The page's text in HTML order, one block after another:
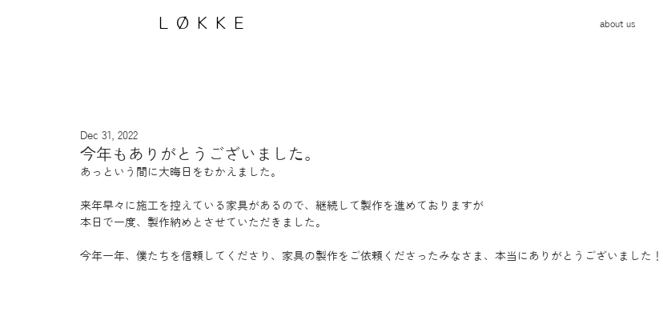
LØKKE about us
今年もありがとうございました。
Dec 31, 2022
あっという間に大晦日をむかえました。
来年早々に施工を控えている家具があるので、継続して製作を進めておりますが
本日で一度、製作納めとさせていただきました。
今年一年、僕たちを信頼してくださり、家具の製作をご依頼くださったみなさま、本当にありがとうございました！